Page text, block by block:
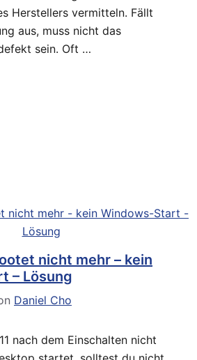
Herstellers vermitteln. Fällt
aus, muss nicht das
sein. Oft …
nicht mehr – kein
– Lösung
Daniel Cho
nach dem Einschalten nicht